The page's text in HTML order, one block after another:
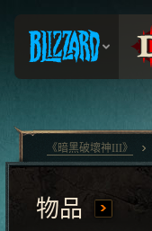
物品
《暗黑破壞神III》